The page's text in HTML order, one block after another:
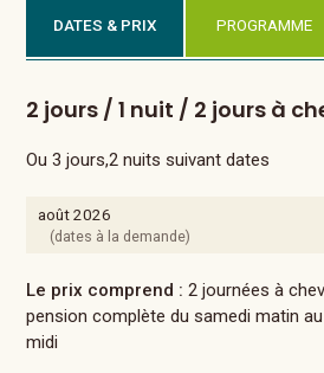
DATES & PRIX PROGRAMME
2 jours / 1 nuit / 2 jours à
Ou 3 jours,2 nuits suivant dates
août 2026
(dates à la demande)
Le prix comprend : 2 journées à
pension complète du samedi matin
midi